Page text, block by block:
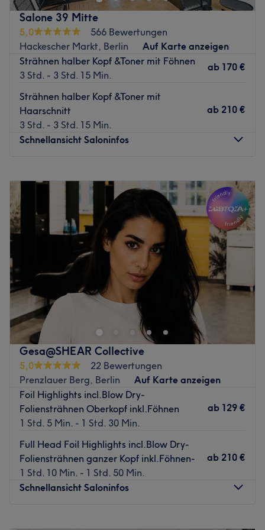
Zurück zur Salonansicht
Salone 39 Mitte
5,0
566 Bewertungen
Hackescher Markt, Berlin
Auf Karte anzeigen
Strähnen halber Kopf &Toner mit Föhnen
3 Std. - 3 Std. 15 Min.
ab 170 €
Strähnen halber Kopf &Toner mit
Haarschnitt
3 Std. - 3 Std. 15 Min.
ab 210 €
Schnellansicht Saloninfos
Dienstag
11:00–
19:30
11:00–19:30
Donnerstag
11:00–19:30
Freitag
11:00
19:30
10:00
18:30
Geschlossen
Lust auf einen erstklassigen Haarschnitt oder eine neue
Farbe, die deine natürliche Schönheit unterstreicht? Dann
komm bei Salone 39 Mitte in Berlin-Mitte vorbei und lass
dich von dem zauberhaften und breitgefächerten
Angebot rund um das Thema Schnitte, Colorationen und
Haarpflege überzeugen.
Nächste öffentliche Verkehrsmittel:
Die Station U Rosenthaler Platz (Berlin) ist nur 2
Gehminuten vom Salon entfernt.
Das Team:
Das freundliche Team um Inhaber Graziano besteht aus
Top-Stylisten, die mit ihrem Fachwissen bei der Beratung
überzeugen. Dabei hat man das Gefühl, sich mit guten
Freunden zu unterhalten. Hier wird neben Deutsch und
Gesa@SHEAR Collective
5,0
22 Bewertungen
Prenzlauer Berg, Berlin
Auf Karte anzeigen
Foil Highlights incl.Blow Dry-
Foliensträhnen Oberkopf inkl.Föhnen
1 Std. 5 Min. - 1 Std. 30 Min.
ab 129 €
Full Head Foil Highlights incl.Blow Dry-
Foliensträhnen ganzer Kopf inkl.Föhnen-
1 Std. 10 Min. - 1 Std. 50 Min.
ab 210 €
Schnellansicht Saloninfos